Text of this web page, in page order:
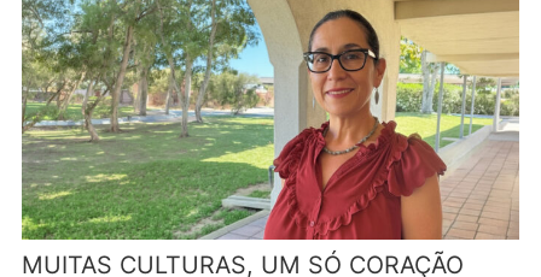
MUITAS CULTURAS, UM SÓ CORAÇÃO